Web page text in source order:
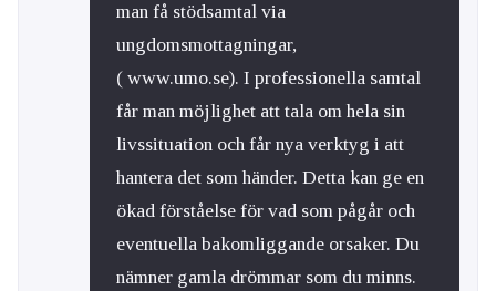
man få stödsamtal via
ungdomsmottagningar,
( www.umo.se). I professionella samtal
får man möjlighet att tala om hela sin
livssituation och får nya verktyg i att
hantera det som händer. Detta kan ge en
ökad förståelse för vad som pågår och
eventuella bakomliggande orsaker. Du
nämner gamla drömmar som du minns.